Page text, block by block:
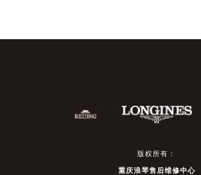
版权所有：
重庆浪琴售后维修中心